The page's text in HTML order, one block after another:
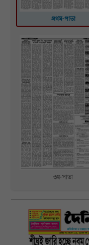
প্রথম-পাতা
৩য়-পাতা